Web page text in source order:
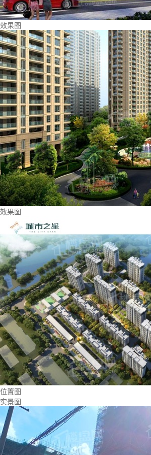
效果图
效果图
位置图
实景图